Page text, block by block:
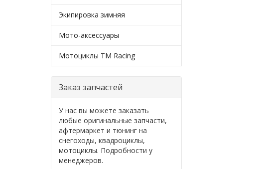
Экипировка зимняя
Мото-аксессуары
Мотоциклы TM Racing
Заказ запчастей
У нас вы можете заказать
любые оригинальные запчасти,
афтермаркет и тюнинг на
снегоходы, квадроциклы,
мотоциклы. Подробности у
менеджеров.